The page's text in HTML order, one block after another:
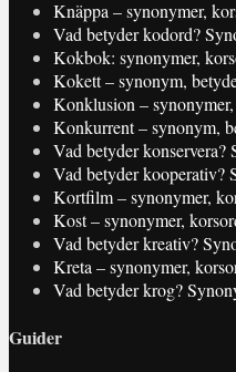
Knäppa – synonymer,
Vad betyder kodord?
Kokbok: synonymer,
Kokett – synonym,
Konklusion –
Konkurrent – synonym,
Vad betyder konservera?
Vad betyder kooperativ?
Kortfilm – synonymer,
Kost – synonymer,
Vad betyder kreativ?
Kreta – synonymer,
Vad betyder krog?
Guider